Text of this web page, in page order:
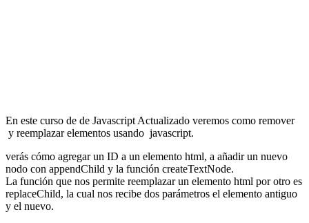
En este curso de de Javascript Actualizado veremos como remover
y reemplazar elementos usando javascript.
verás cómo agregar un ID a un elemento html, a añadir un nuevo
nodo con appendChild y la función createTextNode.
La función que nos permite reemplazar un elemento html por otro es
replaceChild, la cual nos recibe dos parámetros el elemento antiguo
y el nuevo.